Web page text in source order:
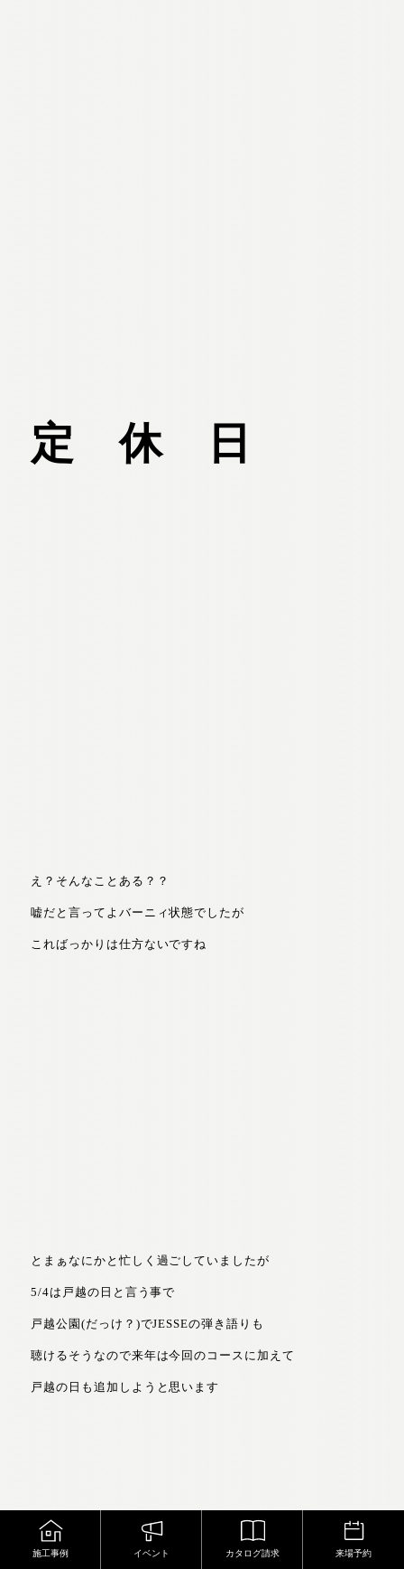
定 休 日
え？そんなことある？？
嘘だと言ってよバーニィ状態でしたが
こればっかりは仕方ないですね
とまぁなにかと忙しく過ごしていましたが
5/4は戸越の日と言う事で
戸越公園(だっけ？)でJESSEの弾き語りも
聴けるそうなので来年は今回のコースに加えて
戸越の日も追加しようと思います
施工事例 イベント カタログ請求 来場予約